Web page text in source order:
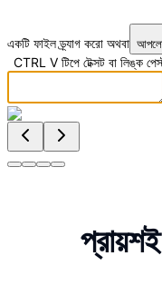
একটি ফাইল ড্র্যাগ করো অথবা
CTRL V টিপে টেক্সট বা লিঙ্ক